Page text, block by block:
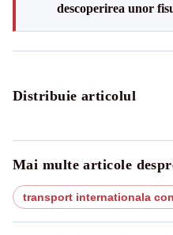
descoperirea unor
Distribuie articolul
Mai multe articole
transport internationala